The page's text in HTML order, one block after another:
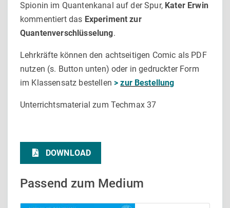
Spionin im Quantenkanal auf der Spur, Kater Erwin
kommentiert das Experiment zur
Quantenverschlüsselung.
Lehrkräfte können den achtseitigen Comic als PDF
nutzen (s. Button unten) oder in gedruckter Form
im Klassensatz bestellen > zur Bestellung
Unterrichtsmaterial zum Techmax 37
DOWNLOAD
Passend zum Medium